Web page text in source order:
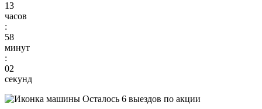
13
часов
:
58
минут
:
01
секунд
Осталось 6 выездов по акции